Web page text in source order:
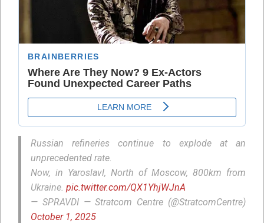
Russian refineries continue to explode at an
unprecedented rate.
Now, in Yaroslavl, North of Moscow, 800km from
Ukraine. pic.twitter.com/QX1YhjWJnA
— SPRAVDI — Stratcom Centre (@StratcomCentre)
October 1, 2025